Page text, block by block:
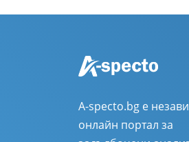
A-specto.bg е
онлайн портал за